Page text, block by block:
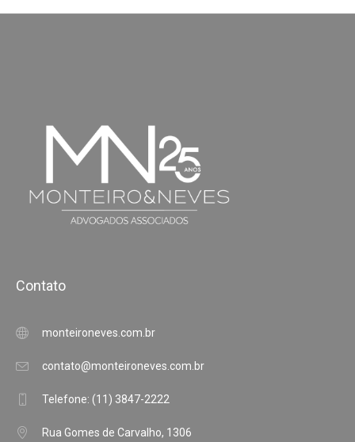
Contato
monteironeves.com.br
contato@monteironeves.com.br
Telefone: (11) 3847-2222
Rua Gomes de Carvalho, 1306